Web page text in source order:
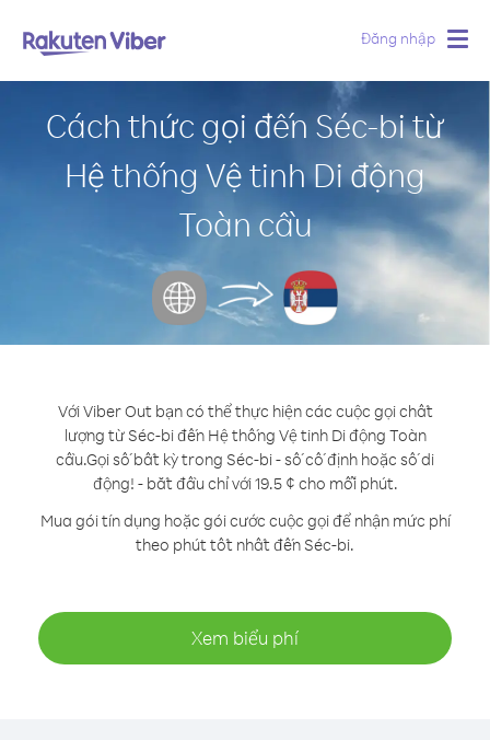
Đăng nhập
Cách thức gọi đến Séc-bi từ
Hệ thống Vệ tinh Di động
Toàn cầu
Với Viber Out bạn có thể thực hiện các cuộc gọi chất
lượng từ Séc-bi đến Hệ thống Vệ tinh Di động Toàn
cầu.Gọi số bất kỳ trong Séc-bi - số cố định hoặc số di
động! - bắt đầu chỉ với 19.5 ¢ cho mỗi phút.
Mua gói tín dụng hoặc gói cước cuộc gọi để nhận mức phí
theo phút tốt nhất đến Séc-bi.
Xem biểu phí